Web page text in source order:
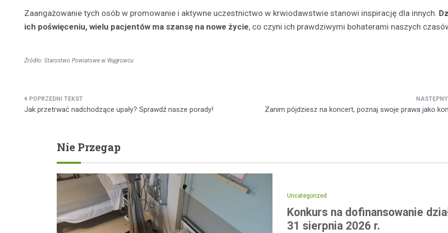
Zaangażowanie tych osób w promowanie i aktywne uczestnictwo w krwiodawstwie stanowi inspirację dla innych.
ich poświęceniu, wielu pacjentów ma szansę na nowe życie, co czyni ich prawdziwymi bohaterami naszych
Źródło: Starostwo Powiatowe w Wągrowcu
Nawigacja
Jak przetrwać nadchodzące upały? Sprawdź nasze porady! Zanim pójdziesz na koncert, poznaj swoje prawa jako
Nie Przegap
Uncategorized
Konkurs na dofinansowanie
31 sierpnia 2026 r.